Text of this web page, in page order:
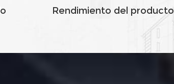
Rendimiento del producto